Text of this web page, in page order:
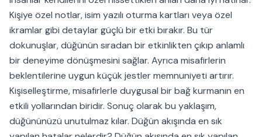
Kişiye özel notlar, isim yazılı oturma kartları veya özel
ikramlar gibi detaylar güçlü bir etki bırakır. Bu tür
dokunuşlar, düğünün sıradan bir etkinlikten çıkıp anlamlı
bir deneyime dönüşmesini sağlar. Ayrıca misafirlerin
beklentilerine uygun küçük jestler memnuniyeti artırır.
Kişiselleştirme, misafirlerle duygusal bir bağ kurmanın en
etkili yollarından biridir. Sonuç olarak bu yaklaşım,
düğününüzü unutulmaz kılar. Düğün akışında en sık